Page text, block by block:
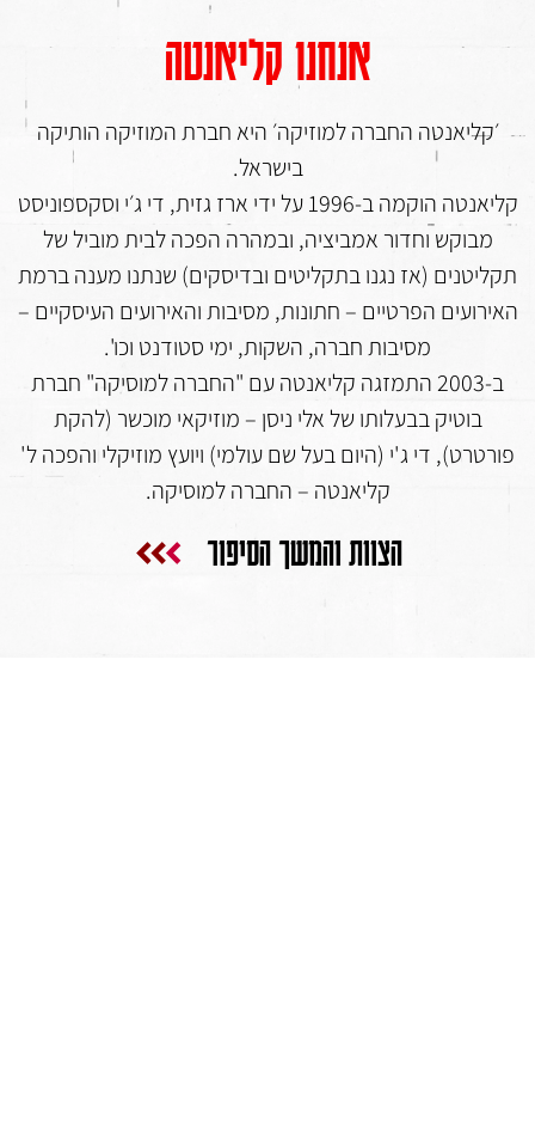
אנחנו קליאנטה
׳קליאנטה החברה למוזיקה׳ היא חברת המוזיקה הותיקה
בישראל.
קליאנטה הוקמה ב-1996 על ידי ארז גזית, די ג׳י וסקספוניסט
מבוקש וחדור אמביציה, ובמהרה הפכה לבית מוביל של
תקליטנים (אז נגנו בתקליטים ובדיסקים) שנתנו מענה ברמת
האירועים הפרטיים – חתונות, מסיבות והאירועים העיסקיים –
מסיבות חברה, השקות, ימי סטודנט וכו'.
ב-2003 התמזגה קליאנטה עם "החברה למוסיקה" חברת
בוטיק בבעלותו של אלי ניסן – מוזיקאי מוכשר (להקת
פורטרט), די ג'י (היום בעל שם עולמי) ויועץ מוזיקלי והפכה ל'
קליאנטה – החברה למוסיקה.
הצוות והמשך הסיפור